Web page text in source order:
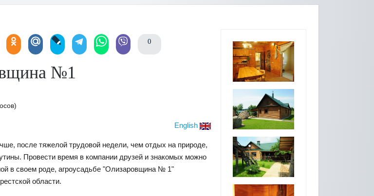
0
№1
English
после тяжелой трудовой недели, чем отдых на природе,
Провести время в компании друзей и знакомых можно
в своем роде, агроусадьбе "Олизаровщина № 1"
области.